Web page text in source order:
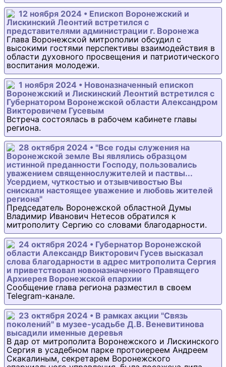
12 ноября 2024 • Епископ Воронежский и
Лискинский Леонтий встретился с
представителями администрации г. Воронежа
Глава Воронежской митрополии обсудил с
высокими гостями перспективы взаимодействия в
области духовного просвещения и патриотического
воспитания молодежи.
1 ноября 2024 • Новоназначенный епископ
Воронежский и Лискинский Леонтий встретился с
Губернатором Воронежской области Александром
Викторовичем Гусевым
Встреча состоялась в рабочем кабинете главы
региона.
28 октября 2024 • "Все годы служения на
Воронежской земле Вы являлись образцом
истинной преданности Господу, пользовались
уважением священнослужителей и паствы...
Усердием, чуткостью и отзывчивостью Вы
снискали настоящее уважение и любовь жителей
региона"
Председатель Воронежской областной Думы
Владимир Иванович Нетесов обратился к
митрополиту Сергию со словами благодарности.
24 октября 2024 • Губернатор Воронежской
области Александр Викторович Гусев высказал
слова благодарности в адрес митрополита Сергия
и приветствовал новоназначенного Правящего
Архиерея Воронежской епархии
Сообщение глава региона разместил в своем
Telegram-канале.
23 октября 2024 • В рамках акции "Связь
поколений" в музее-усадьбе Д.В. Веневитинова
высадили именные деревья
В дар от митрополита Воронежского и Лискинского
Сергия в усадебном парке протоиереем Андреем
Скакалиным, секретарем Воронежского